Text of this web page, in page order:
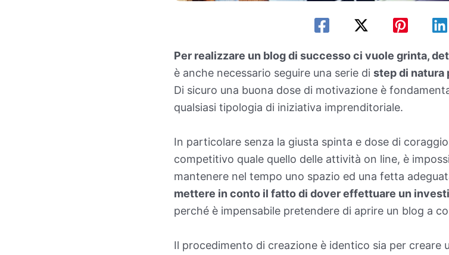
Per realizzare un blog di successo ci vuole grinta,
è anche necessario seguire una serie di step di
Di sicuro una buona dose di motivazione è
qualsiasi tipologia di iniziativa imprenditoriale.
In particolare senza la giusta spinta e dose di
competitivo quale quello delle attività on line, è
mantenere nel tempo uno spazio ed una fetta
mettere in conto il fatto di dover effettuare un
perché è impensabile pretendere di aprire un blog a
Il procedimento di creazione è identico sia per creare